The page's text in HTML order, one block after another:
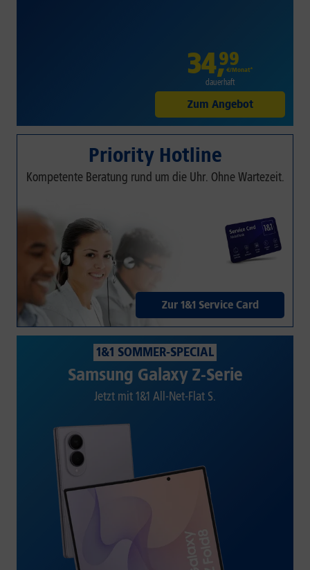
34,99
€/Monat*
dauerhaft
Zum Angebot
Priority Hotline
Kompetente Beratung rund um die Uhr. Ohne Wartezeit.
Zur 1&1 Service Card
1&1 SOMMER-SPECIAL
Samsung Galaxy Z-Serie
Jetzt mit 1&1 All-Net-Flat S.